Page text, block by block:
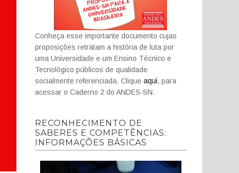
Conheça esse importante documento cujas
proposições retratam a história de luta por
uma Universidade e um Ensino Técnico e
Tecnológico públicos de qualidade
socialmente referenciada. Clique aqui, para
acessar o Caderno 2 do ANDES-SN.
RECONHECIMENTO DE
SABERES E COMPETÊNCIAS:
INFORMAÇÕES BÁSICAS